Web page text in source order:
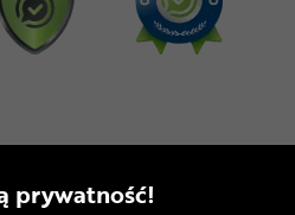
prywatność!